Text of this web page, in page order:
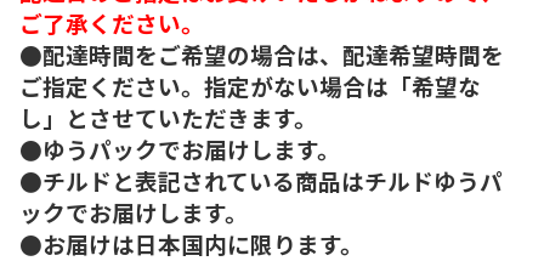
ご了承ください。
●配達時間をご希望の場合は、配達希望時間を
ご指定ください。指定がない場合は「希望な
し」とさせていただきます。
●ゆうパックでお届けします。
●チルドと表記されている商品はチルドゆうパ
ックでお届けします。
●お届けは日本国内に限ります。